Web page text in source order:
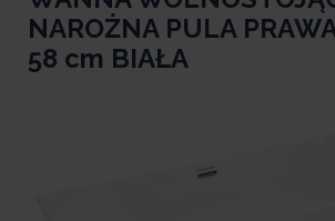
NAROŻNA PULA
58 cm BIAŁA